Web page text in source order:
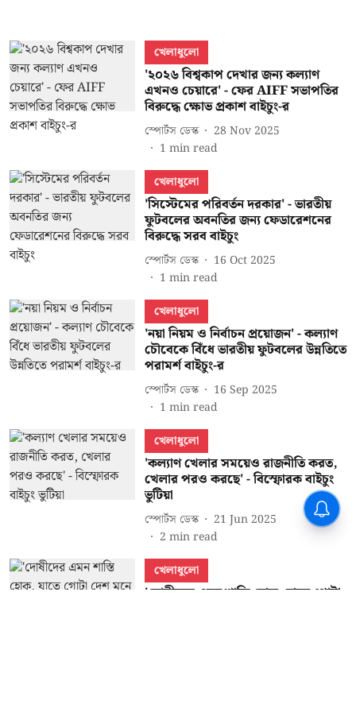
খেলাধুলো
'২০২৬ বিশ্বকাপ দেখার জন্য কল্যাণ
এখনও চেয়ারে' - ফের AIFF সভাপতির
বিরুদ্ধে ক্ষোভ প্রকাশ বাইচুং-র
স্পোর্টস ডেস্ক
28 Nov 2025
1 min read
খেলাধুলো
'সিস্টেমের পরিবর্তন দরকার' - ভারতীয়
ফুটবলের অবনতির জন্য ফেডারেশনের
বিরুদ্ধে সরব বাইচুং
স্পোর্টস ডেস্ক
16 Oct 2025
1 min read
খেলাধুলো
'নয়া নিয়ম ও নির্বাচন প্রয়োজন' - কল্যাণ
চৌবেকে বিঁধে ভারতীয় ফুটবলের উন্নতিতে
পরামর্শ বাইচুং-র
স্পোর্টস ডেস্ক
16 Sep 2025
1 min read
খেলাধুলো
'কল্যাণ খেলার সময়েও রাজনীতি করত,
খেলার পরও করছে' - বিস্ফোরক বাইচুং
ভুটিয়া
স্পোর্টস ডেস্ক
21 Jun 2025
2 min read
খেলাধুলো
'দোষীদের এমন শাস্তি হোক, যাতে গোটা